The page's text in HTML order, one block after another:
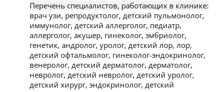
Перечень специалистов, работающих в клинике:
врач узи, репродуктолог, детский пульмонолог,
иммунолог, детский аллерголог, педиатр,
аллерголог, акушер, гинеколог, эмбриолог,
генетик, андролог, уролог, детский лор, лор,
детский офтальмолог, гинеколог-эндокринолог,
венеролог, детский дерматолог, дерматолог,
невролог, детский невролог, детский уролог,
детский хирург, эндокринолог, детский